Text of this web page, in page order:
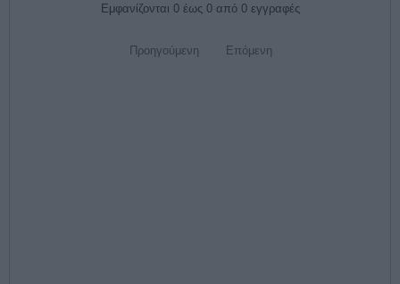
Εμφανίζονται 0 έως 0 από 0 εγγραφές
Προηγούμενη Επόμενη